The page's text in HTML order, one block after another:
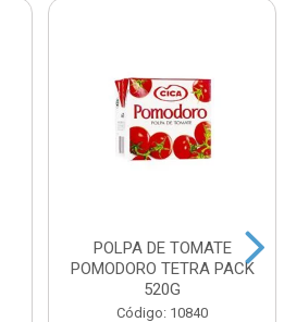
POLPA DE TOMATE
POMODORO TETRA PACK
520G
Código: 10840